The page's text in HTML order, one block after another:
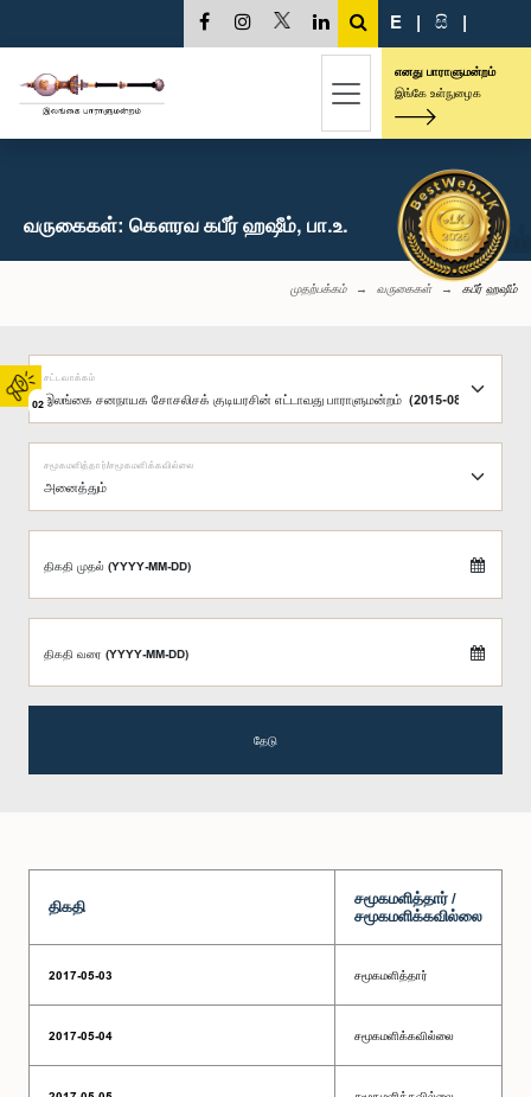
02
E | සි |
எனது பாராளுமன்றம்
இங்கே உள்நுழைக
வருகைகள்: கௌரவ கபீர் ஹஷீம், பா.உ.
முதற்பக்கம் வருகைகள் கபீர் ஹஷீம்
சட்டவாக்கம்
சமூகமளித்தார்/சமூகமளிக்கவில்லை
திகதி முதல் (YYYY-MM-DD)
திகதி வரை (YYYY-MM-DD)
தேடு
திகதி
சமூகமளித்தார் /
சமூகமளிக்கவில்லை
2017-05-03 சமூகமளித்தார்
2017-05-04 சமூகமளிக்கவில்லை